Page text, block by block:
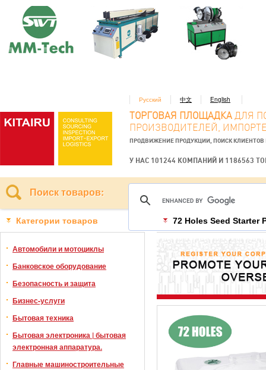
Русский 中文 English
ТОРГОВАЯ ПЛОЩАДКА ДЛЯ
ПРОИЗВОДИТЕЛЕЙ,
ПРОДВИЖЕНИЕ ПРОДУКЦИИ, ПОИСК КЛИЕНТОВ
У НАС 101244 КОМПАНИЙ И 1186563
Поиск товаров:
Категории товаров
Автомобили и мотоциклы
Банковское оборудование
Безопасность и защита
Бизнес-услуги
Бытовая техника
Бытовая электроника | бытовая
электронная аппаратура.
Главные машиностроительные
72 Holes Seed Starter